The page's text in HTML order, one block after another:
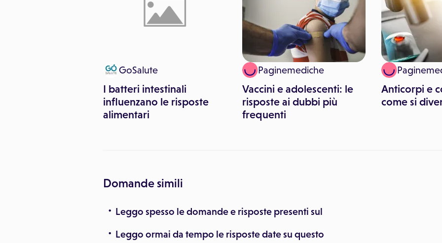
GoSalute
I batteri intestinali
influenzano le risposte
alimentari
Paginemediche
Vaccini e adolescenti: le
risposte ai dubbi più
frequenti
Anticorpi e
come si
Domande simili
Leggo spesso le domande e risposte presenti sul
Leggo ormai da tempo le risposte date su questo